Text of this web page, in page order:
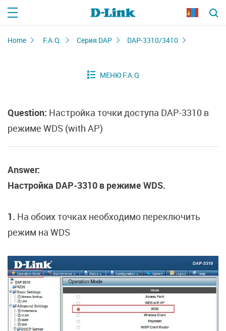
Home F.A.Q. Серия DAP DAP-3310/3410
Question: Настройка точки доступа DAP-3310 в
режиме WDS (with AP)
Answer:
Настройка DAP-3310 в режиме WDS.
1. На обоих точках необходимо переключить
режим на WDS